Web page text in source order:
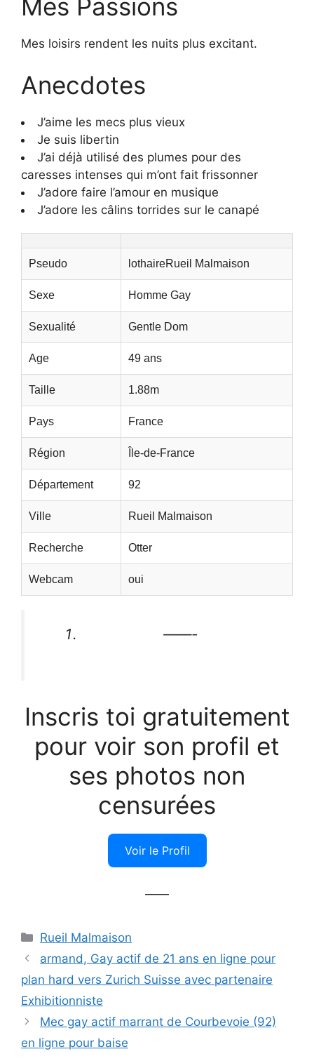
Mes Passions
Mes loisirs rendent les nuits plus excitant.
Anecdotes
J’aime les mecs plus vieux
Je suis libertin
J’ai déjà utilisé des plumes pour des
caresses intenses qui m’ont fait frissonner
J’adore faire l’amour en musique
J’adore les câlins torrides sur le canapé
Pseudo lothaireRueil Malmaison
Sexe Homme Gay
Sexualité Gentle Dom
Age 49 ans
Taille 1.88m
Pays France
Région Île-de-France
Département 92
Ville Rueil Malmaison
Recherche Otter
Webcam oui
——-
Inscris toi gratuitement
pour voir son profil et
ses photos non
censurées
Voir le Profil
——
Catégories
Rueil Malmaison
armand, Gay actif de 21 ans en ligne pour
plan hard vers Zurich Suisse avec partenaire
Exhibitionniste
Mec gay actif marrant de Courbevoie (92)
en ligne pour baise